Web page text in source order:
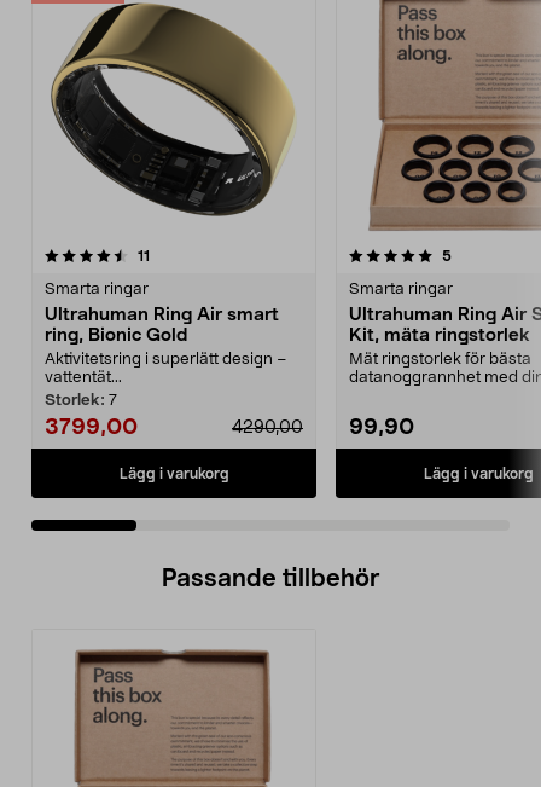
11
Smarta ringar
Ultrahuman Ring Air smart
ring, Bionic Gold
Aktivitetsring i superlätt design –
vattentät...
Storlek: 7
3799,00 4290,00
Lägg i varukorg
5.0 av 5 stjärnor 5recensioner
Smarta ringar
Ultrahuman Ring Air
Kit, mäta ringstorlek
Mät ringstorlek för bästa
datanoggrannhet med
99,90
Lägg i varukorg
3.5 av 5 stjärnor
Passande tillbehör